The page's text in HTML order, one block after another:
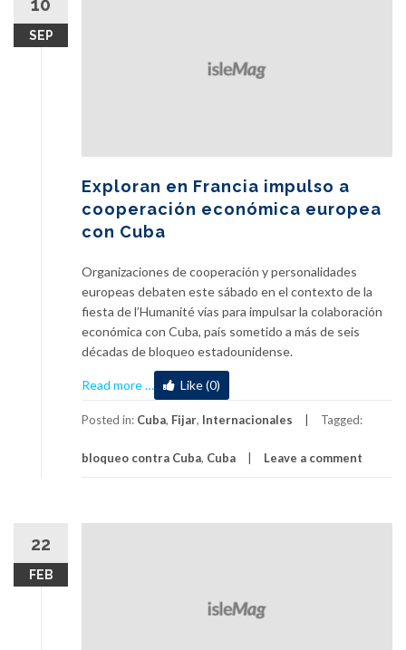
10
SEP
Exploran en Francia impulso a
cooperación económica europea
con Cuba
Organizaciones de cooperación y personalidades
europeas debaten este sábado en el contexto de la
fiesta de l’Humanité vías para impulsar la colaboración
económica con Cuba, país sometido a más de seis
décadas de bloqueo estadounidense.
Read more
about
Exploran
en
impulso
económica
… Like (0)
Posted in: Cuba, Fijar, Internacionales Tagged:
bloqueo contra Cuba, Cuba Leave a comment
22
FEB